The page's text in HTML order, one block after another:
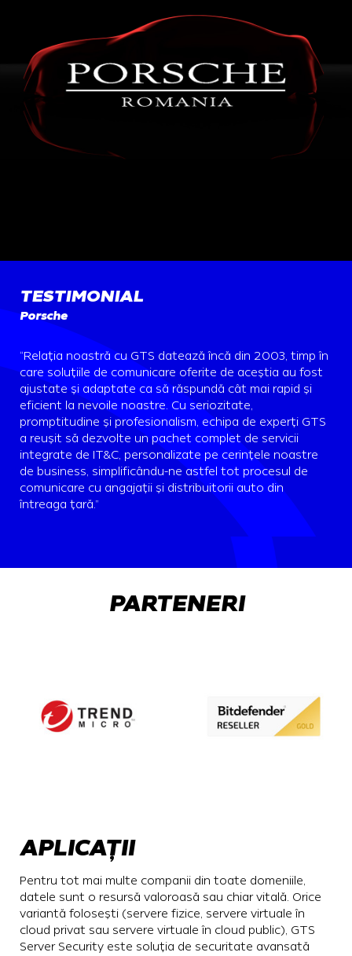
TESTIMONIAL
Porsche
“Relația noastră cu GTS datează încă din 2003, timp în
care soluțiile de comunicare oferite de aceștia au fost
ajustate și adaptate ca să răspundă cât mai rapid și
eficient la nevoile noastre. Cu seriozitate,
promptitudine și profesionalism, echipa de experți GTS
a reușit să dezvolte un pachet complet de servicii
integrate de IT&C, personalizate pe cerințele noastre
de business, simplificându-ne astfel tot procesul de
comunicare cu angajații și distribuitorii auto din
întreaga țară.”
PARTENERI
APLICAȚII
Pentru tot mai multe companii din toate domeniile,
datele sunt o resursă valoroasă sau chiar vitală. Orice
variantă folosești (servere fizice, servere virtuale în
cloud privat sau servere virtuale în cloud public), GTS
Server Security este soluția de securitate avansată